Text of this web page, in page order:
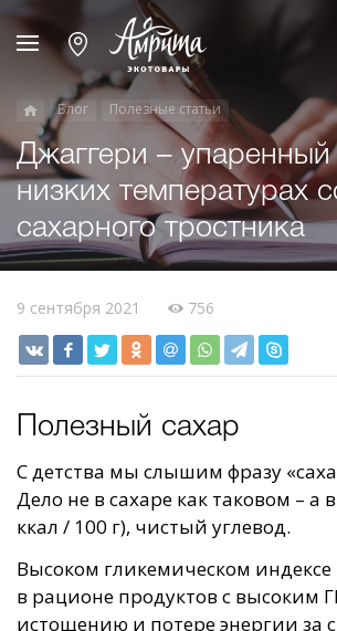
Блог Полезные статьи
Джаггери –
низких температурах
сахарного тростника
9 сентября 2021 756
Полезный сахар
С детства мы слышим фразу
Дело не в сахаре как таковом – а
ккал / 100 г), чистый углевод.
Высоком гликемическом
в рационе продуктов с высоким
истощению и потере энергии за